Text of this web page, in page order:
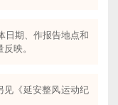
日期、作报告地点和
映。
见《延安整风运动纪